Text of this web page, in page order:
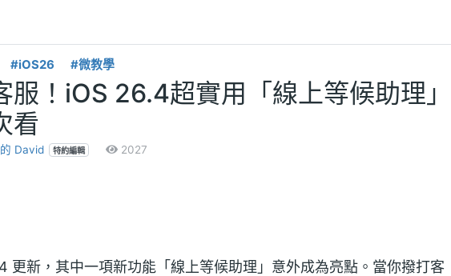
#iOS26 #微教學
服！iOS 26.4超實用「線上等候助理」
看
David 特約編輯 2027
更新，其中一項新功能「線上等候助理」意外成為亮點。當你撥打客